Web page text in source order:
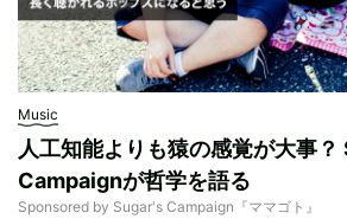
Music
人工知能よりも猿の感覚が大事
Campaignが哲学を語る
Sponsored by Sugar's Campaign『ママゴト』